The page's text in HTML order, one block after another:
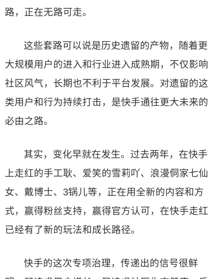
路，正在无路可走。
这些套路可以说是历史遗留的产物，随着更
大规模用户的进入和行业进入成熟期，不仅影响
社区风气，长期也不利于平台发展。对遗留的这
类用户和行为持续打击，是快手通往更大未来的
必由之路。
其实，变化早就在发生。过去两年，在快手
上走红的手工耿、爱笑的雪莉吖、浪漫侗家七仙
女、戴博士、3锅儿等，正在用全新的内容和方
式，赢得粉丝支持，赢得官方认可，在快手走红
已经有了新的玩法和成长路径。
快手的这次专项治理，传递出的信号很鲜